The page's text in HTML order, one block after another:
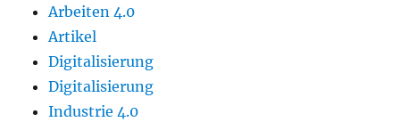
Arbeiten 4.0
Artikel
Digitalisierung
Digitalisierung
Industrie 4.0